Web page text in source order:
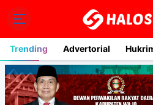
Trending Advertorial